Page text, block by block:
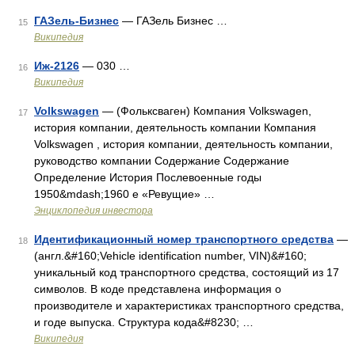
15 ГАЗель-Бизнес — ГАЗель Бизнес …
Википедия
16 Иж-2126 — 030 …
Википедия
17 Volkswagen — (Фольксваген) Компания Volkswagen,
история компании, деятельность компании Компания
Volkswagen , история компании, деятельность компании,
руководство компании Содержание Содержание
Определение История Послевоенные годы
1950&mdash;1960 е «Ревущие» …
Энциклопедия инвестора
18 Идентификационный номер транспортного средства —
(англ.&#160;Vehicle identification number, VIN)&#160;
уникальный код транспортного средства, состоящий из 17
символов. В коде представлена информация о
производителе и характеристиках транспортного средства,
и годе выпуска. Структура кода&#8230; …
Википедия